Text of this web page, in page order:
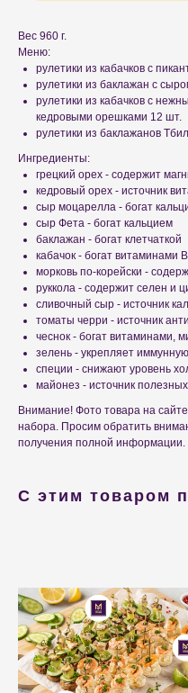
Вес 960 г.
Меню:
рулетики из кабачков с
рулетики из баклажан с
рулетики из кабачков с
кедровыми орешками 12 шт.
рулетики из баклажанов
Ингредиенты:
грецкий орех - содержит
кедровый орех - источник
сыр моцарелла - богат
сыр Фета - богат кальцием
баклажан - богат клетчаткой
кабачок - богат витаминами
морковь по-корейски -
руккола - содержит селен и
сливочный сыр - источник
томаты черри - источник
чеснок - богат витаминами,
зелень - укрепляет
специи - снижают уровень
майонез - источник
Внимание! Фото товара на
набора. Просим обратить
получения полной информации.
С этим товаром